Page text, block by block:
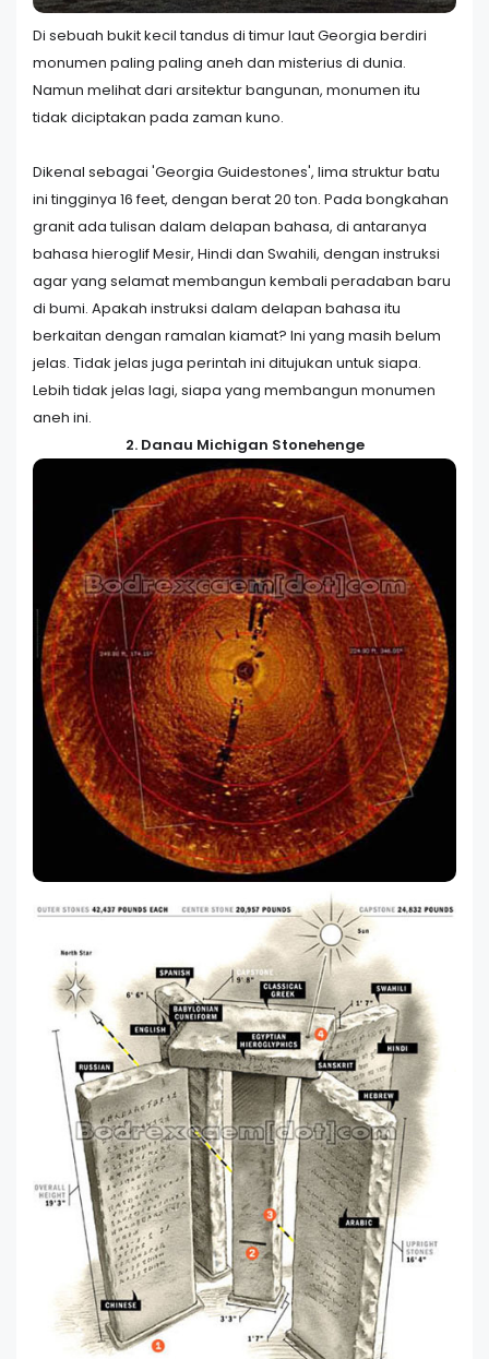
Di sebuah bukit kecil tandus di timur laut Georgia berdiri
monumen paling paling aneh dan misterius di dunia.
Namun melihat dari arsitektur bangunan, monumen itu
tidak diciptakan pada zaman kuno.
Dikenal sebagai 'Georgia Guidestones', lima struktur batu
ini tingginya 16 feet, dengan berat 20 ton. Pada bongkahan
granit ada tulisan dalam delapan bahasa, di antaranya
bahasa hieroglif Mesir, Hindi dan Swahili, dengan instruksi
agar yang selamat membangun kembali peradaban baru
di bumi. Apakah instruksi dalam delapan bahasa itu
berkaitan dengan ramalan kiamat? Ini yang masih belum
jelas. Tidak jelas juga perintah ini ditujukan untuk siapa.
Lebih tidak jelas lagi, siapa yang membangun monumen
aneh ini.
2. Danau Michigan Stonehenge